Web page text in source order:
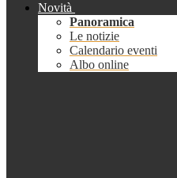
Novità
Panoramica
Le notizie
Calendario eventi
Albo online